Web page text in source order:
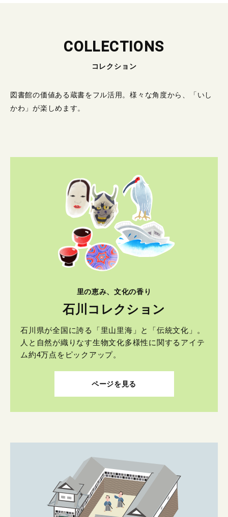
COLLECTIONS
コレクション
図書館の価値ある蔵書をフル活用。様々な角度から、「いし
かわ」が楽しめます。
里の恵み、文化の香り
石川コレクション
石川県が全国に誇る「里山里海」と「伝統文化」。
人と自然が織りなす生物文化多様性に関するアイテ
ム約4万点をピックアップ。
ページを見る